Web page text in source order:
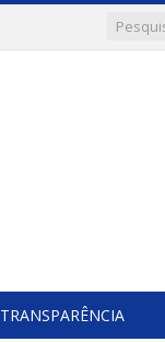
TRANSPARÊNCIA